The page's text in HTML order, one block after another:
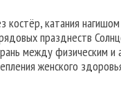
костёр, катания
празднеств
между физическим
женского